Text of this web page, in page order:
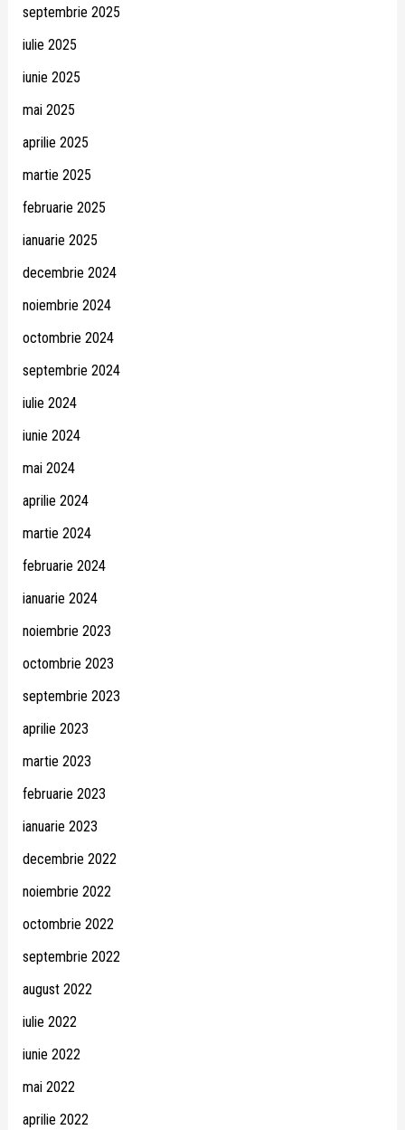
septembrie 2025
iulie 2025
iunie 2025
mai 2025
aprilie 2025
martie 2025
februarie 2025
ianuarie 2025
decembrie 2024
noiembrie 2024
octombrie 2024
septembrie 2024
iulie 2024
iunie 2024
mai 2024
aprilie 2024
martie 2024
februarie 2024
ianuarie 2024
noiembrie 2023
octombrie 2023
septembrie 2023
aprilie 2023
martie 2023
februarie 2023
ianuarie 2023
decembrie 2022
noiembrie 2022
octombrie 2022
septembrie 2022
august 2022
iulie 2022
iunie 2022
mai 2022
aprilie 2022